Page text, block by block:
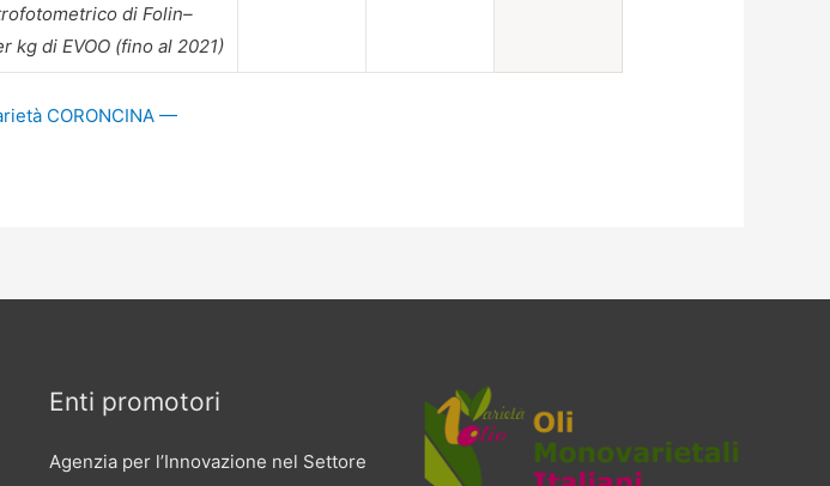
di Folin–
kg di EVOO (fino al 2021)
CORONCINA —
Enti promotori
Agenzia per l’Innovazione nel Settore